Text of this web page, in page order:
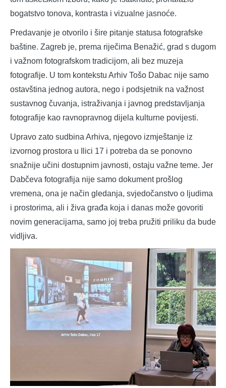
bogatstvo tonova, kontrasta i vizualne jasnoće.
Predavanje je otvorilo i šire pitanje statusa fotografske
baštine. Zagreb je, prema riječima Benažić, grad s dugom
i važnom fotografskom tradicijom, ali bez muzeja
fotografije. U tom kontekstu Arhiv Tošo Dabac nije samo
ostavština jednog autora, nego i podsjetnik na važnost
sustavnog čuvanja, istraživanja i javnog predstavljanja
fotografije kao ravnopravnog dijela kulturne povijesti.
Upravo zato sudbina Arhiva, njegovo izmještanje iz
izvornog prostora u Ilici 17 i potreba da se ponovno
snažnije učini dostupnim javnosti, ostaju važne teme. Jer
Dabčeva fotografija nije samo dokument prošlog
vremena, ona je način gledanja, svjedočanstvo o ljudima
i prostorima, ali i živa građa koja i danas može govoriti
novim generacijama, samo joj treba pružiti priliku da bude
vidljiva.